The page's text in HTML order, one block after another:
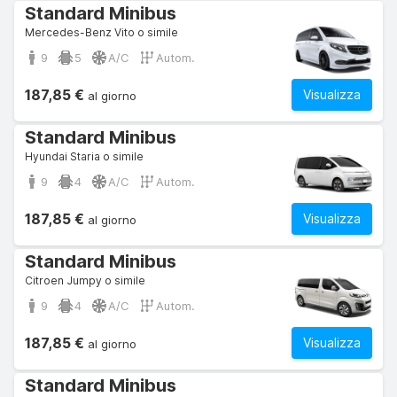
Standard Minibus
Mercedes-Benz Vito o simile
9 5 A/C Autom.
Visualizza
187,85 € al giorno
Standard Minibus
Hyundai Staria o simile
9 4 A/C Autom.
Visualizza
187,85 € al giorno
Standard Minibus
Citroen Jumpy o simile
9 4 A/C Autom.
Visualizza
187,85 € al giorno
Standard Minibus